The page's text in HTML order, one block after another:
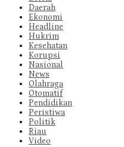
Daerah
Ekonomi
Headline
Hukrim
Kesehatan
Korupsi
Nasional
News
Olahraga
Otomatif
Pendidikan
Peristiwa
Politik
Riau
Video